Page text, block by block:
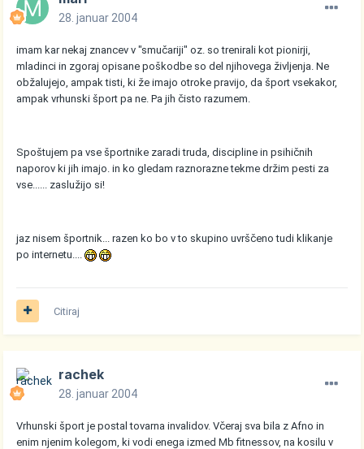
28. januar 2004
imam kar nekaj znancev v "smučariji" oz. so trenirali kot pionirji,
mladinci in zgoraj opisane poškodbe so del njihovega življenja. Ne
obžalujejo, ampak tisti, ki že imajo otroke pravijo, da šport vsekakor,
ampak vrhunski šport pa ne. Pa jih čisto razumem.
Spoštujem pa vse športnike zaradi truda, discipline in psihičnih
naporov ki jih imajo. in ko gledam raznorazne tekme držim pesti za
vse...... zaslužijo si!
jaz nisem športnik... razen ko bo v to skupino uvrščeno tudi klikanje
po internetu....
Citiraj
rachek
28. januar 2004
Vrhunski šport je postal tovarna invalidov. Včeraj sva bila z Afno in
enim njenim kolegom, ki vodi enega izmed Mb fitnessov, na kosilu v